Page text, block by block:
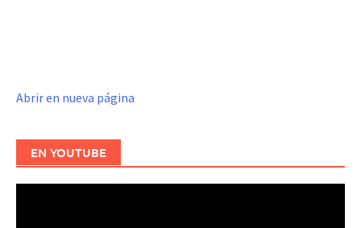
Abrir en nueva página
EN YOUTUBE